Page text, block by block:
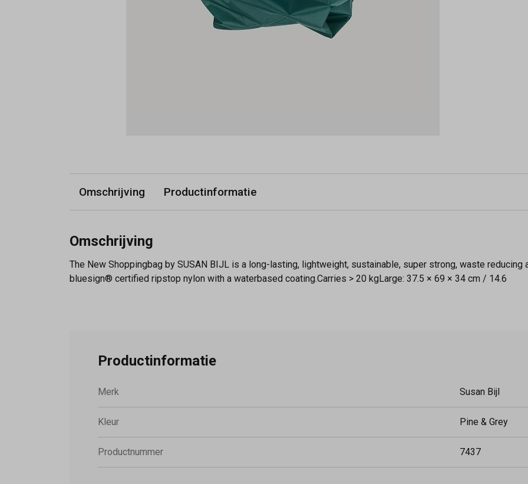
Omschrijving Productinformatie
Omschrijving
The New Shoppingbag by SUSAN BIJL is a long-lasting, lightweight, sustainable, super strong, waste reducing
bluesign® certified ripstop nylon with a waterbased coating.Carries > 20 kgLarge: 37.5 × 69 × 34 cm / 14.6
Productinformatie
Merk Susan Bijl
Kleur Pine & Grey
Productnummer 7437